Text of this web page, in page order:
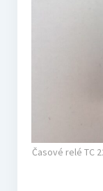
Časové relé TC